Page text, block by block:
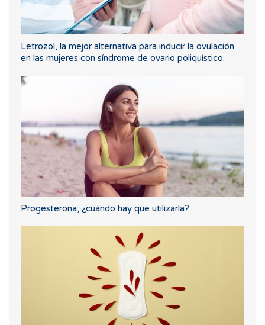
Letrozol, la mejor alternativa para inducir la ovulación
en las mujeres con síndrome de ovario poliquístico.
Progesterona, ¿cuándo hay que utilizarla?